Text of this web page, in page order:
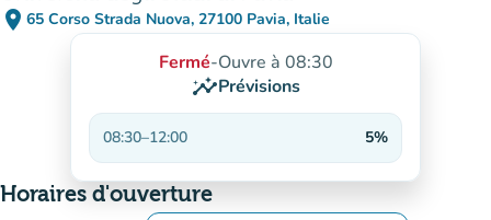
place 65 Corso Strada Nuova, 27100 Pavia, Italie
(ouvrir dans Google Maps)
(nouvel onglet)
Fermé-Ouvre à 08:30
insightsPrévisions
08:30–12:00 5%
Horaires d'ouverture